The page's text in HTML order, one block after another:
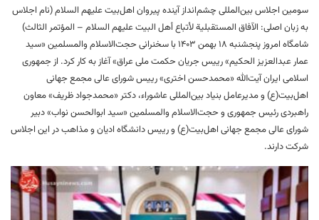
سومین اجلاس بین‌المللی چشم‌انداز آینده پیروان‌ اهل‌بیت علیهم السلام (نام اجلاس
به زبان اصلی: الآفاق المستقبلية لأتباع أهل البيت عليهم السلام – المؤتمر الثالث)
شامگاه امروز پنجشنبه ۱۸ بهمن ۱۴۰۳ با سخنرانی حجت‌الاسلام والمسلمین «سید
عمار عبدالعزیز الحکیم» رییس جریان حکمت ملی عراق» آغاز به کار کرد. از جمهوری
اسلامی ایران آیت‌الله «محمدحسن اختری» رییس شورای عالی مجمع جهانی
اهل‌بیت(ع) و مدیرعامل بنیاد بین‌المللی عاشوراء، دکتر «محمدجواد ظریف» معاون
راهبردی رئیس جمهوری و حجت‌الاسلام والمسلمین «سید ابوالحسن نواب» دبیر
شورای عالی مجمع جهانی اهل‌بیت(ع) و رییس دانشگاه ادیان و مذاهب در این اجلاس
شرکت دارند.